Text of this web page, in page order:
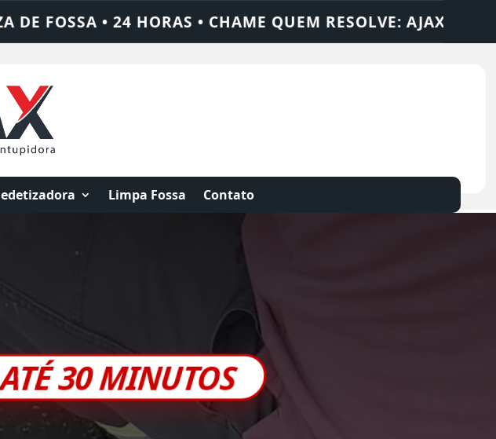
RESOLVE: AJAX SOLUÇÕES DEDETIZADORA •
Limpa Fossa Contato
30 MINUTOS